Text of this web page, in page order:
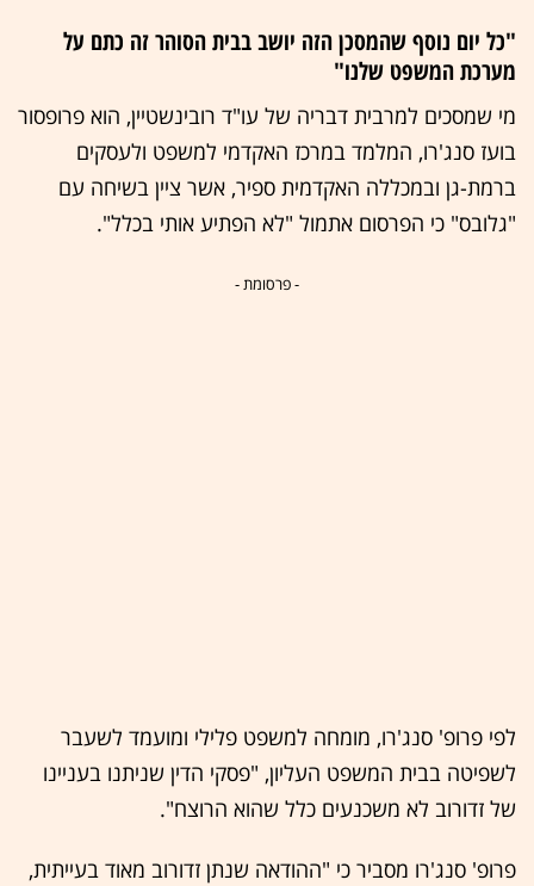
"כל יום נוסף שהמסכן הזה יושב בבית הסוהר זה כתם על
מערכת המשפט שלנו"
מי שמסכים למרבית דבריה של עו"ד רובינשטיין, הוא פרופסור
בועז סנג'רו, המלמד במרכז האקדמי למשפט ולעסקים
ברמת-גן ובמכללה האקדמית ספיר, אשר ציין בשיחה עם
"גלובס" כי הפרסום אתמול "לא הפתיע אותי בכלל".
- פרסומת -
לפי פרופ' סנג'רו, מומחה למשפט פלילי ומועמד לשעבר
לשפיטה בבית המשפט העליון, "פסקי הדין שניתנו בעניינו
של זדורוב לא משכנעים כלל שהוא הרוצח".
פרופ' סנג'רו מסביר כי "ההודאה שנתן זדורוב מאוד בעייתית,